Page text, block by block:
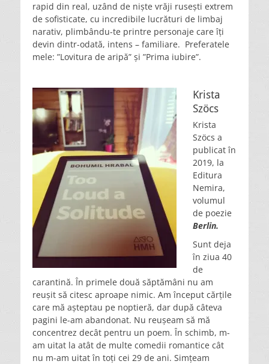
rapid din real, uzând de niște vrăji rusești extrem
de sofisticate, cu incredibile lucrături de limbaj
narativ, plimbându-te printre personaje care îți
devin dintr-odată, intens – familiare. Preferatele
mele: ”Lovitura de aripă” și ”Prima iubire”.
Krista
Szöcs
Krista
Szöcs a
publicat în
2019, la
Editura
Nemira,
volumul
de poezie
Berlin.
Sunt deja
în ziua 40
de
carantină. În primele două săptămâni nu am
reușit să citesc aproape nimic. Am început cărțile
care mă așteptau pe noptieră, dar după câteva
pagini le-am abandonat. Nu reușeam să mă
concentrez decât pentru un poem. În schimb, m-
am uitat la atât de multe comedii romantice cât
nu m-am uitat în toți cei 29 de ani. Simțeam